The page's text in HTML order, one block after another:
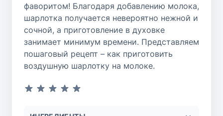
фаворитом! Благодаря добавлению молока,
шарлотка получается невероятно нежной и
сочной, а приготовление в духовке
занимает минимум времени. Представляем
пошаговый рецепт – как приготовить
воздушную шарлотку на молоке.